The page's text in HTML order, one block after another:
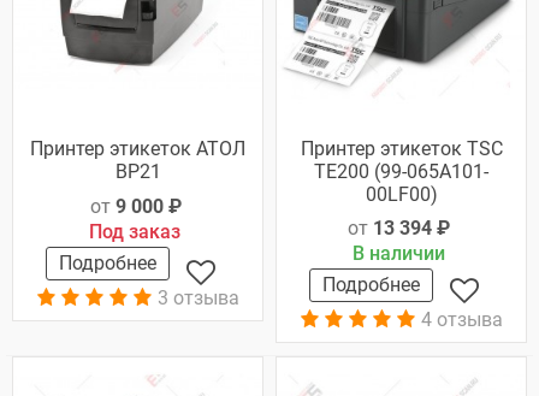
Принтер этикеток АТОЛ
BP21
от 9 000 ₽
Под заказ
Подробнее
3 отзыва
Принтер этикеток TSC
TE200 (99-065A101-
00LF00)
от 13 394 ₽
В наличии
Подробнее
4 отзыва